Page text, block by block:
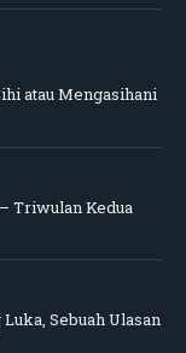
atau Mengasihani
Triwulan Kedua
Sebuah Ulasan